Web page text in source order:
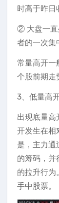
时高于昨日
② 大盘一直
者的一次集
常量高开一
个股前期走
3、低量高
出现底量高
开发生在相
是，主力通
的筹码，并
的拉升行为
手中股票。